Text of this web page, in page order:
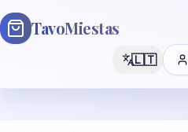
TavoMiestas
🇱🇹